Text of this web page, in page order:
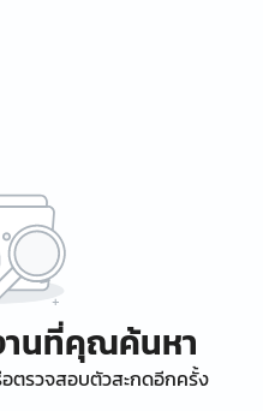
นที่คุณค้นหา
ตรวจสอบตัวสะกดอีกครั้ง